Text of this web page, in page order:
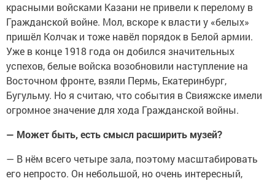
красными войсками Казани не привели к перелому в
Гражданской войне. Мол, вскоре к власти у «белых»
пришёл Колчак и тоже навёл порядок в Белой армии.
Уже в конце 1918 года он добился значительных
успехов, белые войска возобновили наступление на
Восточном фронте, взяли Пермь, Екатеринбург,
Бугульму. Но я считаю, что события в Свияжске имели
огромное значение для хода Гражданской войны.
— Может быть, есть смысл расширить музей?
— В нём всего четыре зала, поэтому масштабировать
его непросто. Он небольшой, но очень интересный,